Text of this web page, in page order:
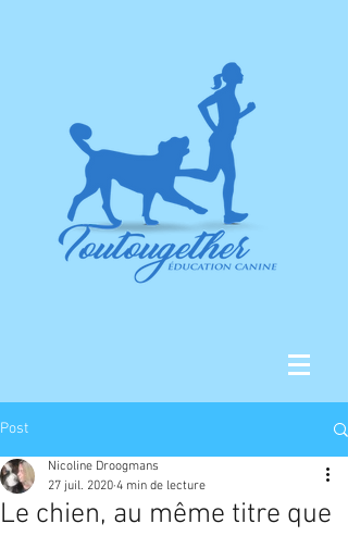
Post
Le chien, au même titre que
Nicoline Droogmans
27 juil. 2020 4 min de lecture